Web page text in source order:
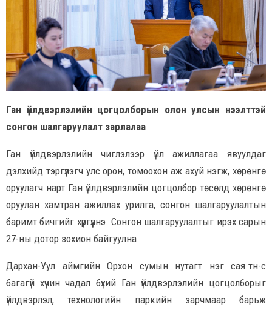
Ган үйлдвэрлэлийн цогцолборын олон улсын нээлттэй
сонгон шалгаруулалт зарлалаа
Ган үйлдвэрлэлийн чиглэлээр үйл ажиллагаа явуулдаг
дэлхийд тэргүүлэгч улс орон, томоохон аж ахуй нэгж, хөрөнгө
оруулагч нарт Ган үйлдвэрлэлийн цогцолбор төсөлд хөрөнгө
оруулан хамтран ажиллах урилга, сонгон шалгаруулалтын
баримт бичгийг хүргүүлнэ. Сонгон шалгаруулалтыг ирэх сарын
27-ны дотор зохион байгуулна.
Дархан-Уул аймгийн Орхон сумын нутагт нэг сая.тн-с
багагүй хүчин чадал бүхий Ган үйлдвэрлэлийн цогцолборыг
үйлдвэрлэл, технологийн паркийн зарчмаар барьж